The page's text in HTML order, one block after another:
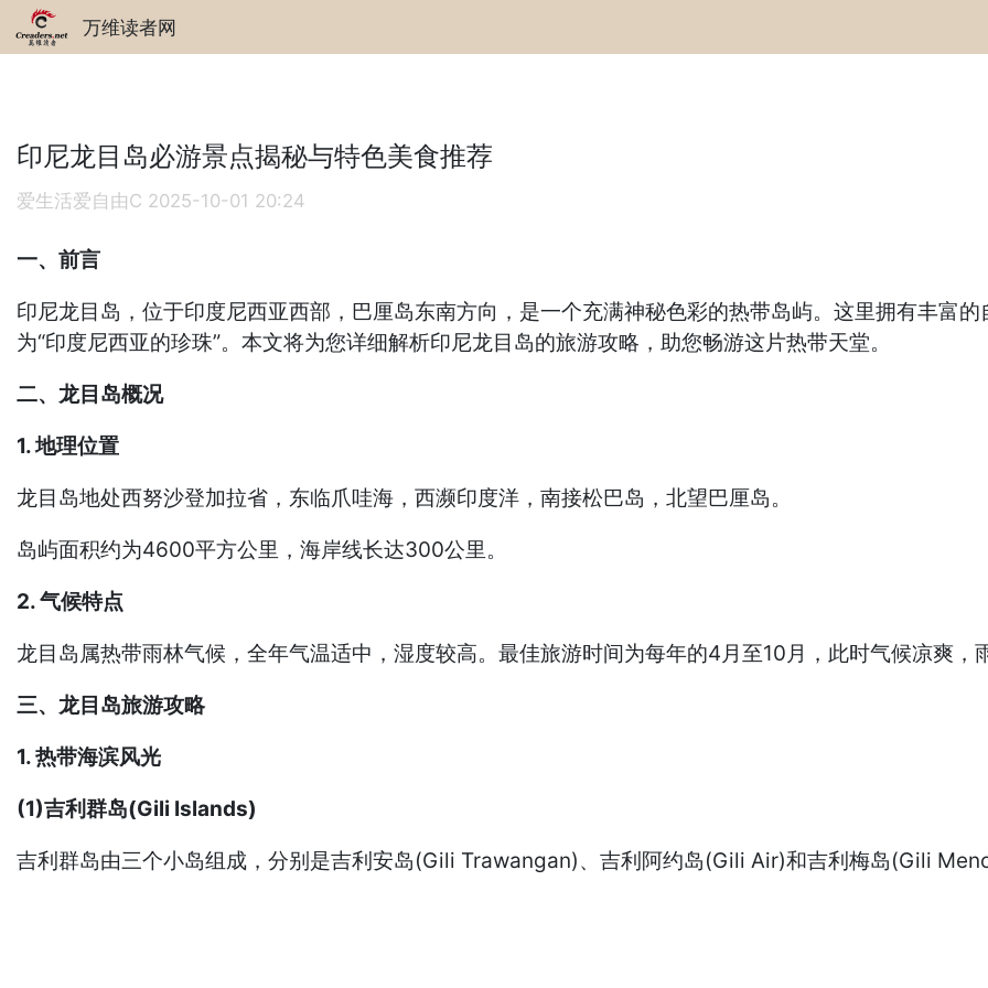
万维读者网
印尼龙目岛必游景点揭秘与特色美食推荐
爱生活爱自由C 2025-10-01 20:24
一、前言
印尼龙目岛，位于印度尼西亚西部，巴厘岛东南方向，是一个充满神秘色彩的热带岛屿。这里拥有丰富
为“印度尼西亚的珍珠”。本文将为您详细解析印尼龙目岛的旅游攻略，助您畅游这片热带天堂。
二、龙目岛概况
1. 地理位置
龙目岛地处西努沙登加拉省，东临爪哇海，西濒印度洋，南接松巴岛，北望巴厘岛。
岛屿面积约为4600平方公里，海岸线长达300公里。
2. 气候特点
龙目岛属热带雨林气候，全年气温适中，湿度较高。最佳旅游时间为每年的4月至10月，此时气候凉爽，
三、龙目岛旅游攻略
1. 热带海滨风光
(1)吉利群岛(Gili Islands)
吉利群岛由三个小岛组成，分别是吉利安岛(Gili Trawangan)、吉利阿约岛(Gili Air)和吉利梅岛(Gili